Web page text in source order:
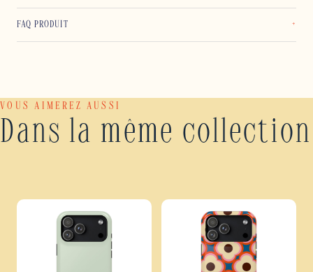
FAQ PRODUIT
VOUS AIMEREZ AUSSI
Dans la même collection